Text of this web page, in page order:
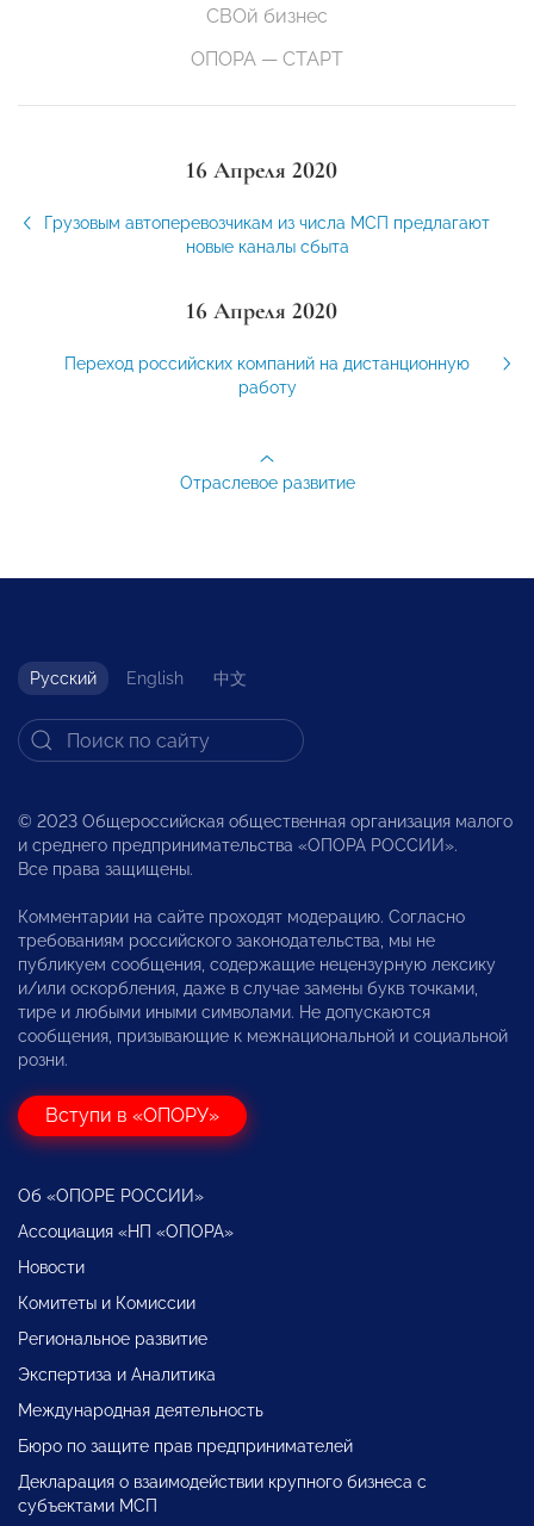
СВОй бизнес
ОПОРА — СТАРТ
16 Апреля 2020
Грузовым автоперевозчикам из числа МСП предлагают
новые каналы сбыта
16 Апреля 2020
Переход российских компаний на дистанционную
работу
Отраслевое развитие
Русский English 中文
© 2023 Общероссийская общественная организация малого
и среднего предпринимательства «ОПОРА РОССИИ».
Все права защищены.
Комментарии на сайте проходят модерацию. Согласно
требованиям российского законодательства, мы не
публикуем сообщения, содержащие нецензурную лексику
и/или оскорбления, даже в случае замены букв точками,
тире и любыми иными символами. Не допускаются
сообщения, призывающие к межнациональной и социальной
розни.
Вступи в «ОПОРУ»
Об «ОПОРЕ РОССИИ»
Ассоциация «НП «ОПОРА»
Новости
Комитеты и Комиссии
Региональное развитие
Экспертиза и Аналитика
Международная деятельность
Бюро по защите прав предпринимателей
Декларация о взаимодействии крупного бизнеса с
субъектами МСП